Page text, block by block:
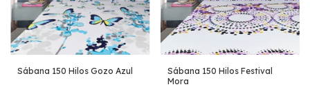
Sábana 150 Hilos Gozo Azul
Sábana 150 Hilos Festival
Mora